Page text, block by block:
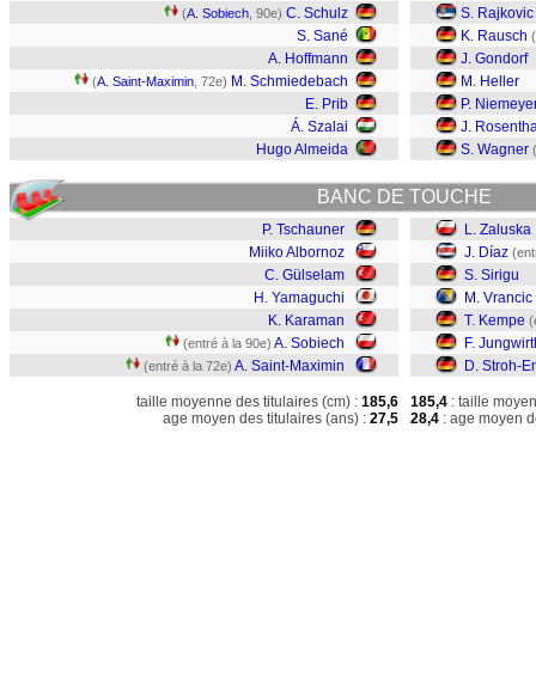
(A. Sobiech , 90e) C. Schulz
S. Sané
A. Hoffmann
(A. Saint-Maximin , 72e) M. Schmiedebach
E. Prib
Á. Szalai
Hugo Almeida
S. Rajkovic
K. Rausch (
J. Gondorf
M. Heller
P.
J.
S. Wagner (
BANC DE TOUCHE
P. Tschauner
Miiko Albornoz
C. Gülselam
H. Yamaguchi
K. Karaman
(entré à la 90e) A. Sobiech
(entré à la 72e) A. Saint-Maximin
taille moyenne des titulaires (cm) : 185,6
age moyen des titulaires (ans) : 27,5
L. Zaluska
J. Díaz
S. Sirigu
M. Vrancic
T. Kempe
F.
D. Stroh-
185,4 : taille
28,4 : age moyen